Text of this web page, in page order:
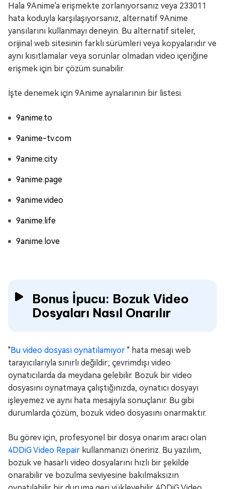
Hala 9Anime'a erişmekte zorlanıyorsanız veya 233011
hata koduyla karşılaşıyorsanız, alternatif 9Anime
yansılarını kullanmayı deneyin. Bu alternatif siteler,
orijinal web sitesinin farklı sürümleri veya kopyalarıdır ve
aynı kısıtlamalar veya sorunlar olmadan video içeriğine
erişmek için bir çözüm sunabilir.
İşte denemek için 9Anime aynalarının bir listesi.
9anime.to
9anime-tv.com
9anime.city
9anime.page
9anime.video
9anime.life
9anime.love
Bonus İpucu: Bozuk Video
Dosyaları Nasıl Onarılır
"Bu video dosyası oynatılamıyor " hata mesajı web
tarayıcılarıyla sınırlı değildir; çevrimdışı video
oynatıcılarda da meydana gelebilir. Bozuk bir video
dosyasını oynatmaya çalıştığınızda, oynatıcı dosyayı
işleyemez ve aynı hata mesajıyla sonuçlanır. Bu gibi
durumlarda çözüm, bozuk video dosyasını onarmaktır.
Bu görev için, profesyonel bir dosya onarım aracı olan
4DDiG Video Repair kullanmanızı öneririz. Bu yazılım,
bozuk ve hasarlı video dosyalarını hızlı bir şekilde
onarabilir ve bozulma seviyesine bakılmaksızın